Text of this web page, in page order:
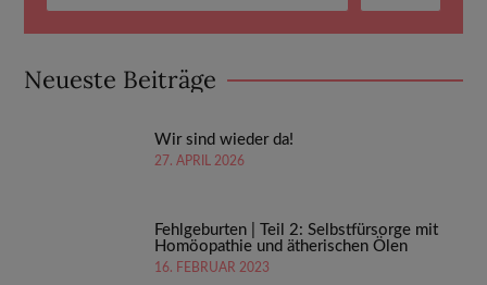
Neueste Beiträge
Wir sind wieder da!
27. APRIL 2026
Fehlgeburten | Teil 2: Selbstfürsorge mit
Homöopathie und ätherischen Ölen
16. FEBRUAR 2023